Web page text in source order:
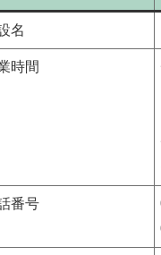
名
時間
番号